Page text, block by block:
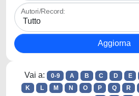
Autori/Record:
Vai a: 0-9 A B C D E
K
L M N O P Q R